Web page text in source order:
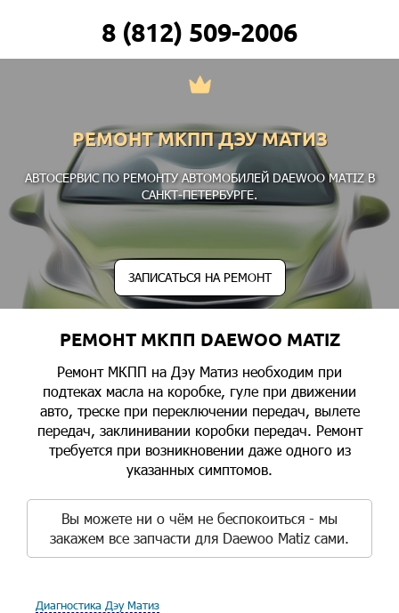
8 (812) 509-2006
РЕМОНТ МКПП ДЭУ МАТИЗ
АВТОСЕРВИС ПО РЕМОНТУ АВТОМОБИЛЕЙ DAEWOO MATIZ В
САНКТ-ПЕТЕРБУРГЕ.
ЗАПИСАТЬСЯ НА РЕМОНТ
РЕМОНТ МКПП DAEWOO MATIZ
Ремонт МКПП на Дэу Матиз необходим при
подтеках масла на коробке, гуле при движении
авто, треске при переключении передач, вылете
передач, заклинивании коробки передач. Ремонт
требуется при возникновении даже одного из
указанных симптомов.
Вы можете ни о чём не беспокоиться - мы
закажем все запчасти для Daewoo Matiz сами.
Диагностика Дэу Матиз